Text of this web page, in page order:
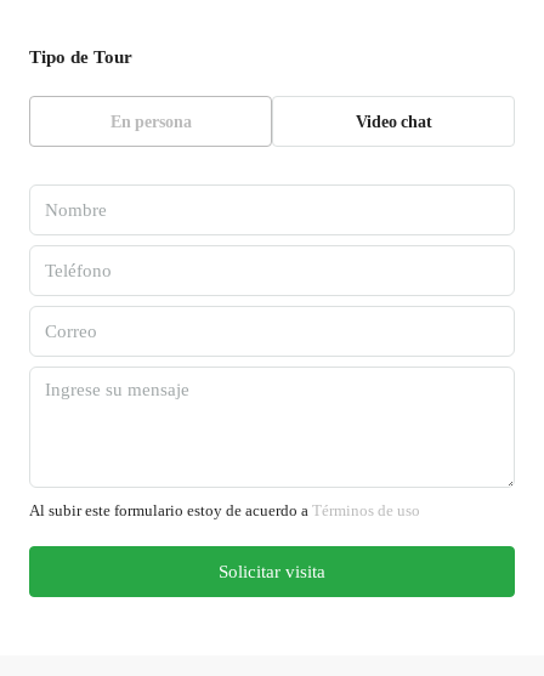
Tipo de Tour
En persona Video chat
Al subir este formulario estoy de acuerdo a Términos de uso
Solicitar visita